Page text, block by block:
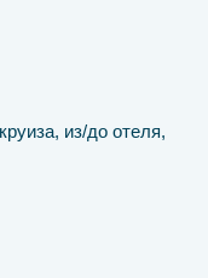
из/до отеля,